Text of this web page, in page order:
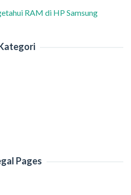
RAM di HP Samsung
Pages